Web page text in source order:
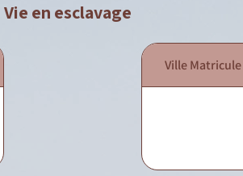
Vie en esclavage
Ville Matricule